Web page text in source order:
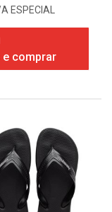
ESPECIAL
comprar